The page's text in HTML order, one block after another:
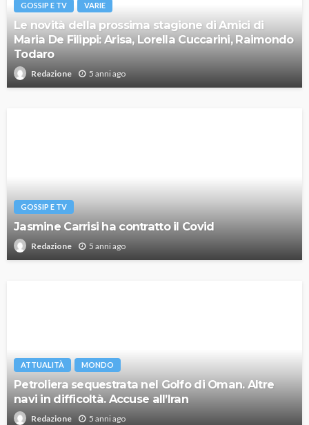
GOSSIP E TV VARIE
Le novità della prossima stagione di Amici di
Maria De Filippi: Arisa, Lorella Cuccarini, Raimondo
Todaro
Redazione 5 anni ago
GOSSIP E TV
Jasmine Carrisi ha contratto il Covid
Redazione 5 anni ago
ATTUALITÀ MONDO
Petroliera sequestrata nel Golfo di Oman. Altre
navi in difficoltà. Accuse all’Iran
Redazione 5 anni ago